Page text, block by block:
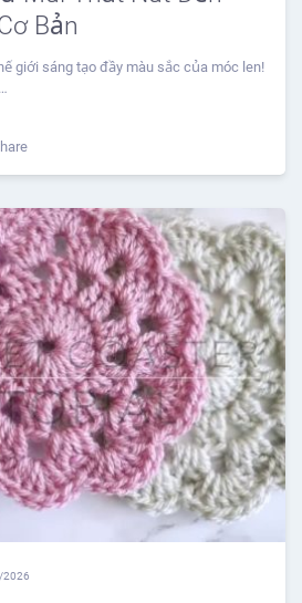
Bản
giới sáng tạo đầy màu sắc của móc len!